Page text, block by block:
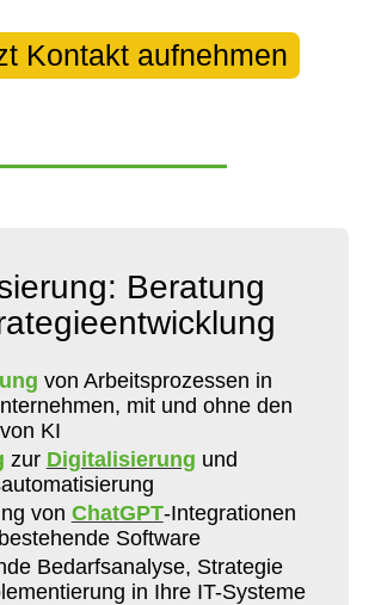
Kontakt aufnehmen
Beratung
von Arbeitsprozessen in
mit und ohne den
KI
zur Digitalisierung und
von ChatGPT-Integrationen
Software
Bedarfsanalyse, Strategie
in Ihre IT-Systeme